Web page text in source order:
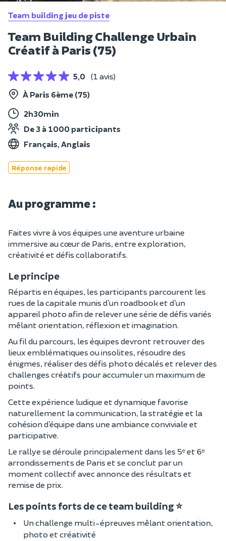
Team building jeu de piste
Team Building Challenge Urbain
Créatif à Paris (75)
5,0 (1 avis)
À Paris 6ème (75)
2h30min
De 3 à 1000 participants
Français, Anglais
Réponse rapide
Au programme :
Faites vivre à vos équipes une aventure urbaine
immersive au cœur de Paris, entre exploration,
créativité et défis collaboratifs.
Le principe
Répartis en équipes, les participants parcourent les
rues de la capitale munis d’un roadbook et d’un
appareil photo afin de relever une série de défis variés
mêlant orientation, réflexion et imagination.
Au fil du parcours, les équipes devront retrouver des
lieux emblématiques ou insolites, résoudre des
énigmes, réaliser des défis photo décalés et relever des
challenges créatifs pour accumuler un maximum de
points.
Cette expérience ludique et dynamique favorise
naturellement la communication, la stratégie et la
cohésion d’équipe dans une ambiance conviviale et
participative.
Le rallye se déroule principalement dans les 5ᵉ et 6ᵉ
arrondissements de Paris et se conclut par un
moment collectif avec annonce des résultats et
remise de prix.
Les points forts de ce team building ⭐
Un challenge multi-épreuves mêlant orientation,
photo et créativité